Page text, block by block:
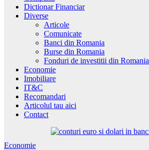
Dictionar Financiar
Diverse
Articole
Comunicate
Banci din Romania
Burse din Romania
Fonduri de investitii din Romania
Economie
Imobiliare
IT&C
Recomandari
Articolul tau aici
Contact
Economie